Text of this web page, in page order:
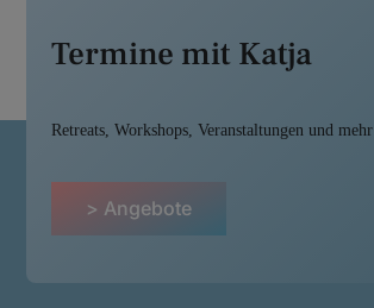
Termine mit Katja
Retreats, Workshops, Veranstaltungen und mehr
> Angebote